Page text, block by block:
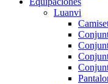
Luanvi